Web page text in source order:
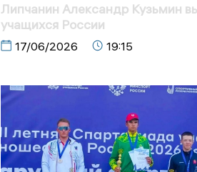
Липчанин Александр Кузьмин
учащихся России
17/06/2026 19:15